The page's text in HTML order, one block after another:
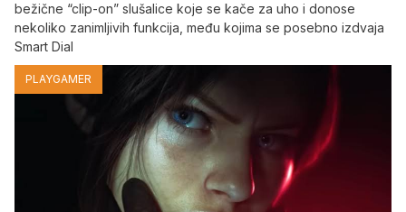
bežične “clip-on” slušalice koje se kače za uho i donose
nekoliko zanimljivih funkcija, među kojima se posebno izdvaja
Smart Dial
PLAYGAMER